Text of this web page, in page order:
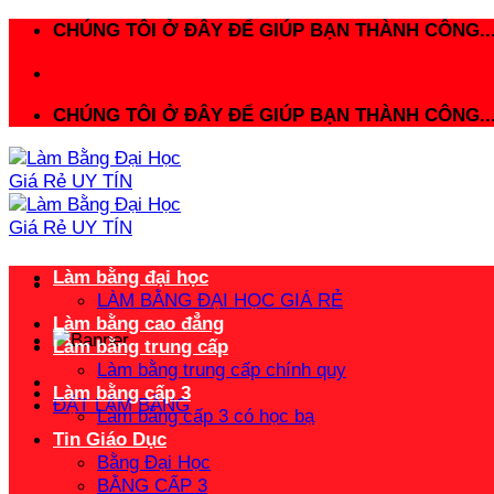
CHÚNG TÔI Ở ĐÂY ĐỂ GIÚP BẠN THÀNH
CHÚNG TÔI Ở ĐÂY ĐỂ GIÚP BẠN THÀNH
ĐẶT LÀM BẰNG
Làm bằng đại học
LÀM BẰNG ĐẠI HỌC GIÁ RẺ
Làm bằng cao đẳng
Làm bằng trung cấp
Làm bằng trung cấp chính quy
Làm bằng cấp 3
Làm bằng cấp 3 có học bạ
Tin Giáo Dục
Bằng Đại Học
BẰNG CẤP 3